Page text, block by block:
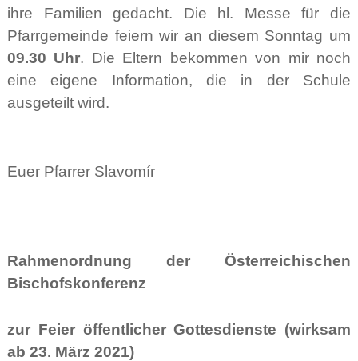
ihre Familien gedacht. Die hl. Messe für die
Pfarrgemeinde feiern wir an diesem Sonntag um
09.30 Uhr. Die Eltern bekommen von mir noch
eine eigene Information, die in der Schule
ausgeteilt wird.
Euer Pfarrer Slavomír
Rahmenordnung der Österreichischen
Bischofskonferenz
zur Feier öffentlicher Gottesdienste (wirksam
ab 23. März 2021)